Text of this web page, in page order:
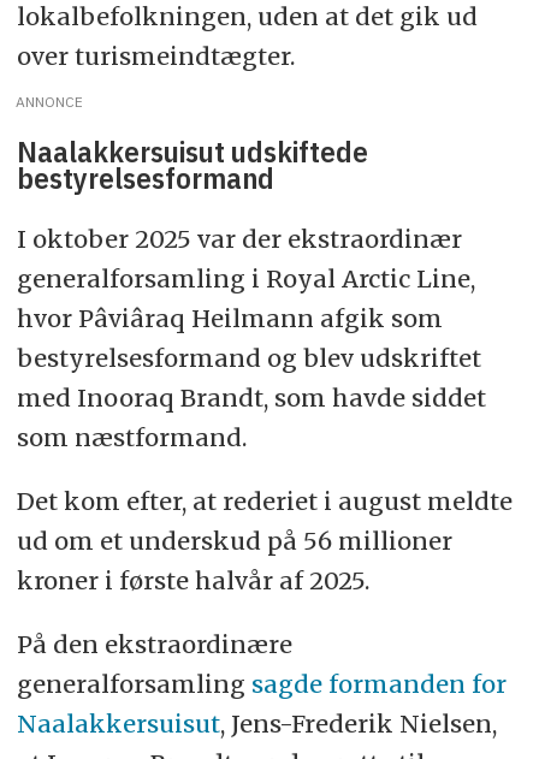
lokalbefolkningen, uden at det gik ud
over turismeindtægter.
ANNONCE
Naalakkersuisut udskiftede
bestyrelsesformand
I oktober 2025 var der ekstraordinær
generalforsamling i Royal Arctic Line,
hvor Pâviâraq Heilmann afgik som
bestyrelsesformand og blev udskriftet
med Inooraq Brandt, som havde siddet
som næstformand.
Det kom efter, at rederiet i august meldte
ud om et underskud på 56 millioner
kroner i første halvår af 2025.
På den ekstraordinære
generalforsamling sagde formanden for
Naalakkersuisut, Jens-Frederik Nielsen,